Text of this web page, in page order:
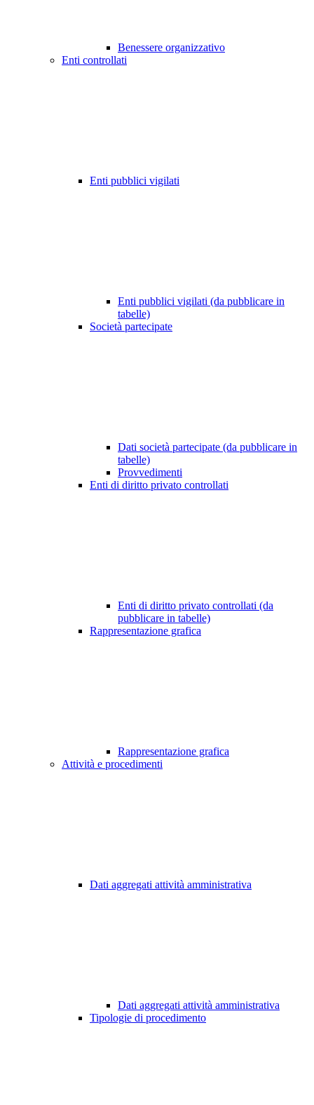
Benessere organizzativo
Enti controllati
Enti pubblici vigilati
Enti pubblici vigilati (da pubblicare in
tabelle)
Società partecipate
Dati società partecipate (da pubblicare in
tabelle)
Provvedimenti
Enti di diritto privato controllati
Enti di diritto privato controllati (da
pubblicare in tabelle)
Rappresentazione grafica
Rappresentazione grafica
Attività e procedimenti
Dati aggregati attività amministrativa
Dati aggregati attività amministrativa
Tipologie di procedimento